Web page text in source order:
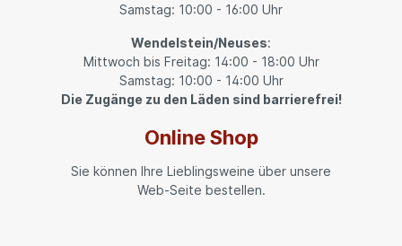
Samstag: 10:00 - 16:00 Uhr
Wendelstein/Neuses:
Mittwoch bis Freitag: 14:00 - 18:00 Uhr
Samstag: 10:00 - 14:00 Uhr
Die Zugänge zu den Läden sind barrierefrei!
Online Shop
Sie können Ihre Lieblingsweine über unsere
Web-Seite bestellen.